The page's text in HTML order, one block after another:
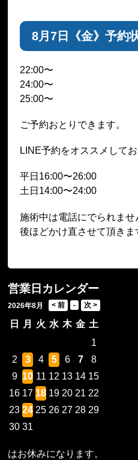
8月7日《金》予約
22:00〜
24:00〜
25:00〜
ご予約おとりできます。
LINE予約をオススメしてお
平日16:00〜26:00
土日14:00〜24:00
施術中は電話にでられませ
後ほどかけ直させて頂きま
営業日カレンダー
2026年8月
日 月 火 水 木 金 土
1
2
3 4 5 6 7
8
9 10 11 12 13 14 15
16 17 18 19 20 21 22
23 24 25 26 27 28 29
30 31
はお休みになります。